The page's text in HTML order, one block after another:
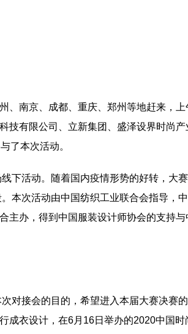
南京、成都、重庆、郑州等地赶来，上
技有限公司、立新集团、盛泽设界时尚产
了本次活动。
活动。随着国内疫情形势的好转，大赛
本次活动由中国纺织工业联合会指导，
主办，得到中国服装设计师协会的支持与
接会的目的，希望进入本届大赛决赛
成衣设计，在6月16日举办的2020中国时